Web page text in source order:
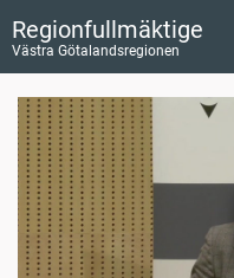
Regionfullmäktige
Västra Götalandsregionen